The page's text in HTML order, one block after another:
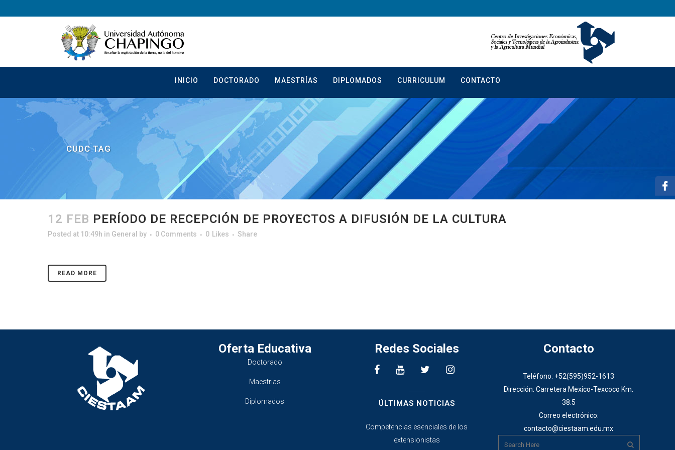
INICIO DOCTORADO MAESTRÍAS DIPLOMADOS CURRICULUM CONTACTO
CUDC TAG
12 FEB PERÍODO DE RECEPCIÓN DE PROYECTOS A DIFUSIÓN DE LA CULTURA
Posted at 10:49h in General by 0 Comments 0 Likes Share
READ MORE
Oferta Educativa
Doctorado
Maestrias
Diplomados
Redes Sociales
ÚLTIMAS NOTICIAS
Competencias esenciales de los
extensionistas
Contacto
Teléfono: +52(595)952-1613
Dirección: Carretera Mexico-Texcoco Km.
38.5
Correo electrónico:
contacto@ciestaam.edu.mx